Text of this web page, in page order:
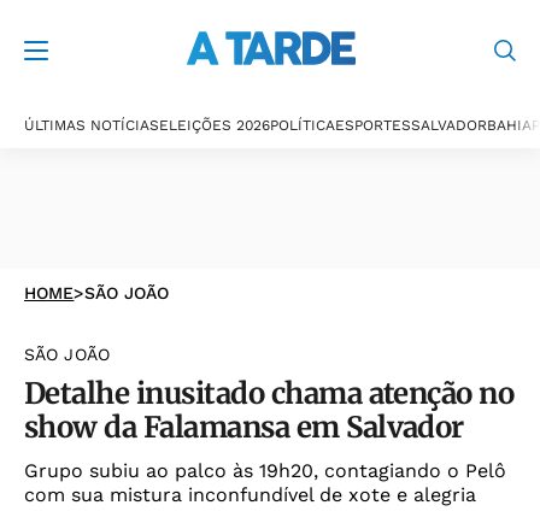
ÚLTIMAS NOTÍCIASELEIÇÕES 2026POLÍTICAESPORTESSALVADORBAHIA
HOME>SÃO JOÃO
SÃO JOÃO
Detalhe inusitado chama atenção no
show da Falamansa em Salvador
Grupo subiu ao palco às 19h20, contagiando o Pelô
com sua mistura inconfundível de xote e alegria